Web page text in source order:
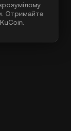
Отримайте